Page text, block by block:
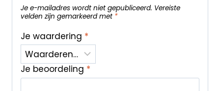
Je e-mailadres wordt niet gepubliceerd. Vereiste
velden zijn gemarkeerd met *
Je waardering *
Je beoordeling *